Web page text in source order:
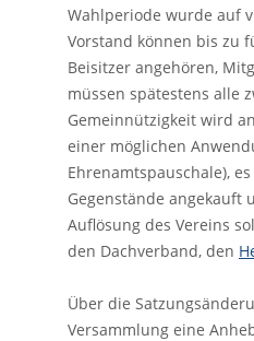
Wahlperiode wurde auf
Vorstand können bis zu
Beisitzer angehören,
müssen spätestens alle
Gemeinnützigkeit wird
einer möglichen
Ehrenamtspauschale),
Gegenstände angekauft
Auflösung des Vereins
den Dachverband, den
Über die
Versammlung eine